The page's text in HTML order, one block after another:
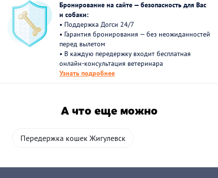
Бронирование на сайте — безопасность для Вас
и собаки:
• Поддержка Догси 24/7
• Гарантия бронирования — без неожиданностей
перед вылетом
• В каждую передержку входит бесплатная
онлайн-консультация ветеринара
Узнать подробнее
А что еще можно
Передержка кошек Жигулевск